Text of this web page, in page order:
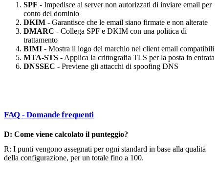
SPF - Impedisce ai server non autorizzati di inviare email per
conto del dominio
DKIM - Garantisce che le email siano firmate e non alterate
DMARC - Collega SPF e DKIM con una politica di
trattamento
BIMI - Mostra il logo del marchio nei client email compatibili
MTA-STS - Applica la crittografia TLS per la posta in entrata
DNSSEC - Previene gli attacchi di spoofing DNS
FAQ - Domande frequenti
D: Come viene calcolato il punteggio?
R: I punti vengono assegnati per ogni standard in base alla qualità
della configurazione, per un totale fino a 100.